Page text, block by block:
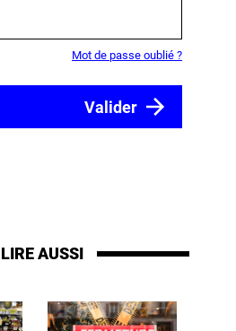
Mot de passe oublié ?
AUSSI